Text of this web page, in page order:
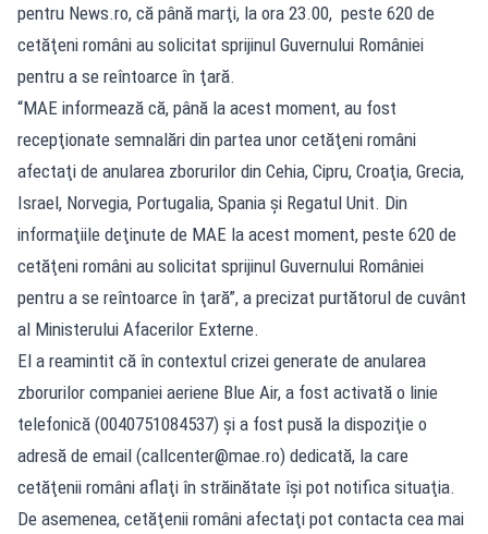
pentru News.ro, că până marţi, la ora 23.00, peste 620 de
cetăţeni români au solicitat sprijinul Guvernului României
pentru a se reîntoarce în ţară.
“MAE informează că, până la acest moment, au fost
recepţionate semnalări din partea unor cetăţeni români
afectaţi de anularea zborurilor din Cehia, Cipru, Croaţia, Grecia,
Israel, Norvegia, Portugalia, Spania şi Regatul Unit. Din
informaţiile deţinute de MAE la acest moment, peste 620 de
cetăţeni români au solicitat sprijinul Guvernului României
pentru a se reîntoarce în ţară”, a precizat purtătorul de cuvânt
al Ministerului Afacerilor Externe.
El a reamintit că în contextul crizei generate de anularea
zborurilor companiei aeriene Blue Air, a fost activată o linie
telefonică (0040751084537) şi a fost pusă la dispoziţie o
adresă de email (callcenter@mae.ro) dedicată, la care
cetăţenii români aflaţi în străinătate îşi pot notifica situaţia.
De asemenea, cetăţenii români afectaţi pot contacta cea mai